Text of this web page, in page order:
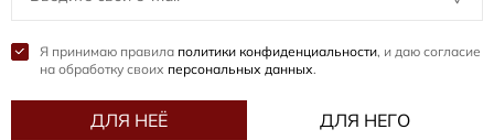
Я принимаю правила политики конфиденциальности, и даю согласие
на обработку своих персональных данных.
ДЛЯ НЕЁ ДЛЯ НЕГО